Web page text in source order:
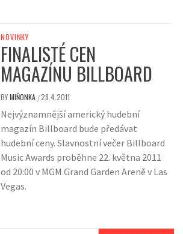
NOVINKY
FINALISTÉ CEN
MAGAZÍNU BILLBOARD
BYMIŇONKA /28.4.2011
Nejvýznamnější americký hudební
magazín Billboard bude předávat
hudební ceny. Slavnostní večer Billboard
Music Awards proběhne 22. května 2011
od 20:00 v MGM Grand Garden Areně v Las
Vegas.